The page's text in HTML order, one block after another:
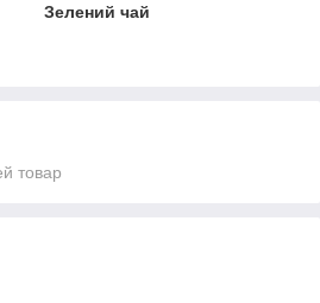
Зелений чай
товар